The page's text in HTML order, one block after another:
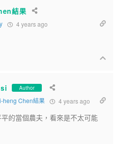
結果
4 years ago
Author
heng Chen結果 4 years ago
的當個農夫，看來是不太可能